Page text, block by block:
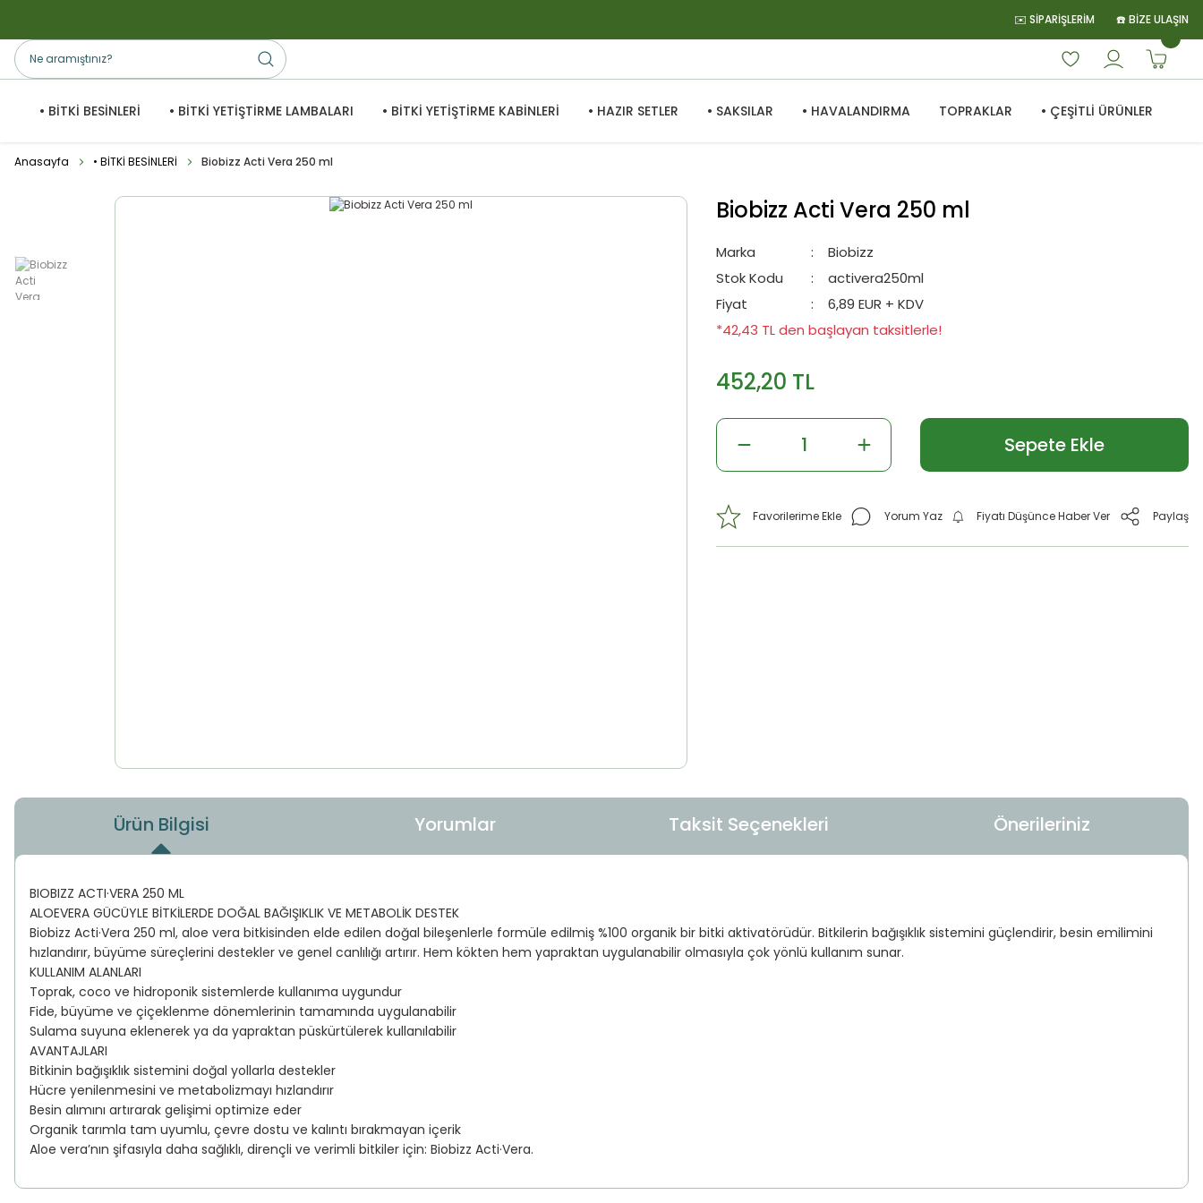
✉️ SİPARİŞLERİM ☎️ BİZE ULAŞIN
• BİTKİ BESİNLERİ • BİTKİ YETİŞTİRME LAMBALARI • BİTKİ YETİŞTİRME KABİNLERİ • HAZIR SETLER • SAKSILAR • HAVALANDIRMA TOPRAKLAR • ÇEŞİTLİ ÜRÜNLER
Anasayfa • BİTKİ BESİNLERİ Biobizz Acti Vera 250 ml
Biobizz Acti Vera 250 ml
Marka
Biobizz
Stok Kodu
activera250ml
Fiyat
6,89 EUR + KDV
*42,43 TL den başlayan taksitlerle!
452,20 TL
Sepete Ekle
Ürün Bilgisi Yorumlar Taksit Seçenekleri Önerileriniz
BIOBIZZ ACTI·VERA 250 ML
ALOEVERA GÜCÜYLE BİTKİLERDE DOĞAL BAĞIŞIKLIK VE METABOLİK DESTEK
Biobizz Acti·Vera 250 ml, aloe vera bitkisinden elde edilen doğal bileşenlerle formüle edilmiş %100 organik bir bitki aktivatörüdür. Bitkilerin bağışıklık sistemini güçlendirir, besin emilimini
hızlandırır, büyüme süreçlerini destekler ve genel canlılığı artırır. Hem kökten hem yapraktan uygulanabilir olmasıyla çok yönlü kullanım sunar.
KULLANIM ALANLARI
Toprak, coco ve hidroponik sistemlerde kullanıma uygundur
Fide, büyüme ve çiçeklenme dönemlerinin tamamında uygulanabilir
Sulama suyuna eklenerek ya da yapraktan püskürtülerek kullanılabilir
AVANTAJLARI
Bitkinin bağışıklık sistemini doğal yollarla destekler
Hücre yenilenmesini ve metabolizmayı hızlandırır
Besin alımını artırarak gelişimi optimize eder
Organik tarımla tam uyumlu, çevre dostu ve kalıntı bırakmayan içerik
Aloe vera’nın şifasıyla daha sağlıklı, dirençli ve verimli bitkiler için: Biobizz Acti·Vera.